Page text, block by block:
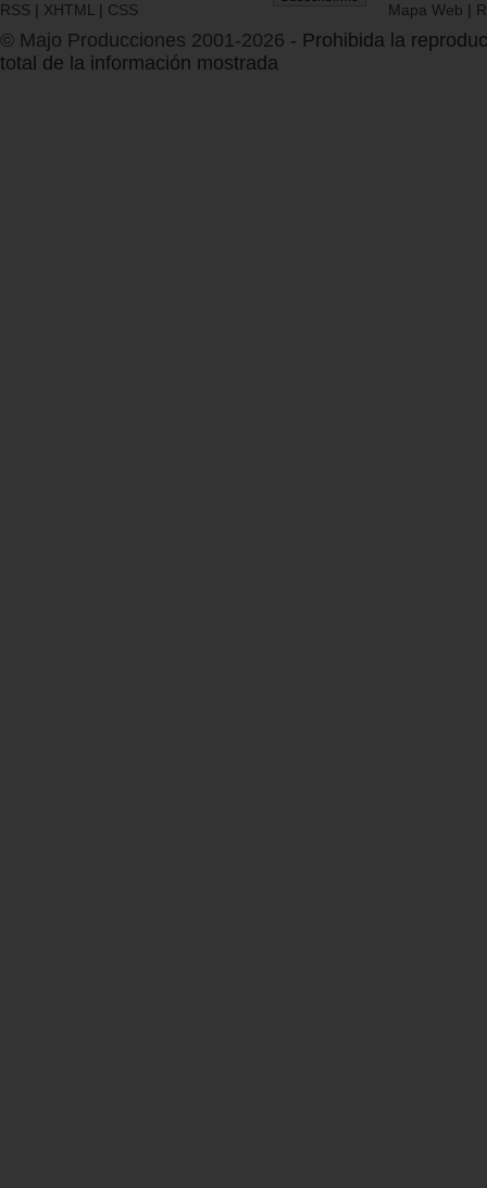
RSS | XHTML | CSS Mapa Web |
© Majo Producciones 2001-2026 - Prohibida la
total de la información mostrada